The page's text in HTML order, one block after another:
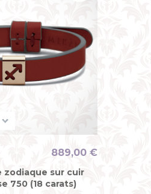
zodiaque sur cuir
750 (18 carats)
889,00 €